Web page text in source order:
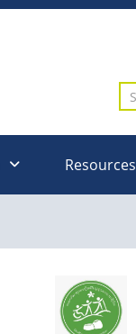
Resources